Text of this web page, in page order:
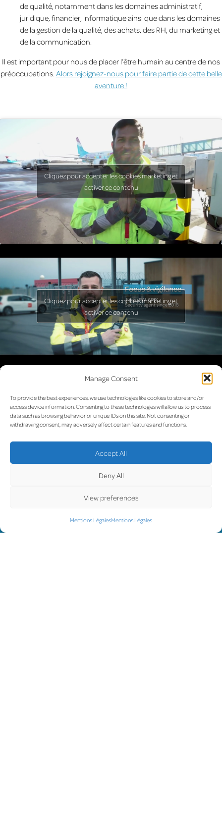
Manage Consent
To provide the best experiences, we use technologies like cookies to store and/or
access device information. Consenting to these technologies will allow us to process
data such as browsing behavior or unique IDs on this site. Not consenting or
withdrawing consent, may adversely affect certain features and functions.
Accept All
Deny All
View preferences
Mentions LégalesMentions Légales
de qualité, notamment dans les domaines administratif,
juridique, financier, informatique ainsi que dans les domaines
de la gestion de la qualité, des achats, des RH, du marketing et
de la communication.
Il est important pour nous de placer l’être humain au centre de nos
préoccupations. Alors rejoignez-nous pour faire partie de cette belle
aventure !
Cliquez pour accepter les cookies marketing et
activer ce contenu
Cliquez pour accepter les cookies marketing et
activer ce contenu
Cliquez pour accepter les cookies marketing et